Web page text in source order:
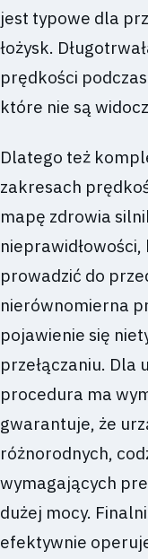
jest typowe dla
łożysk.
prędkości
które nie są
Dlatego też
zakresach
mapę zdrowia
nieprawidłowości,
prowadzić do
nierównomierna
pojawienie się
przełączaniu. Dla
procedura ma
gwarantuje, że
różnorodnych,
wymagających
dużej mocy.
efektywnie